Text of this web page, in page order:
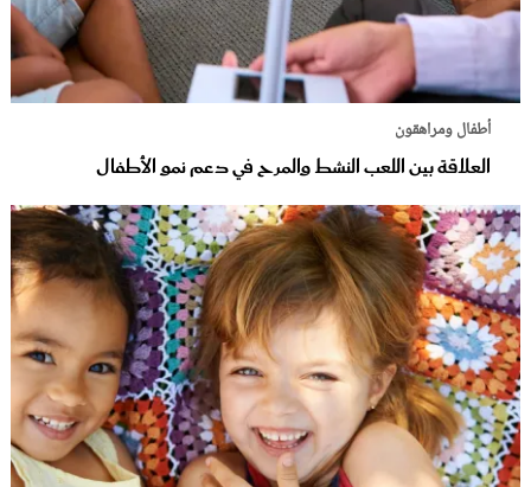
أطفال ومراهقون
العلاقة بين اللعب النشط والمرح في دعم نمو الأطفال